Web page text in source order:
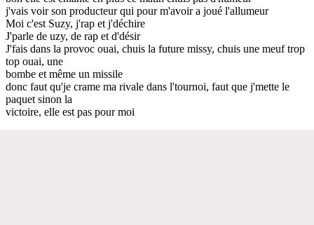
j'vais voir son producteur qui pour m'avoir a joué l'allumeur
Moi c'est Suzy, j'rap et j'déchire
J'parle de uzy, de rap et d'désir
J'fais dans la provoc ouai, chuis la future missy, chuis une meuf trop
top ouai, une
bombe et même un missile
donc faut qu'je crame ma rivale dans l'tournoi, faut que j'mette le
paquet sinon la
victoire, elle est pas pour moi